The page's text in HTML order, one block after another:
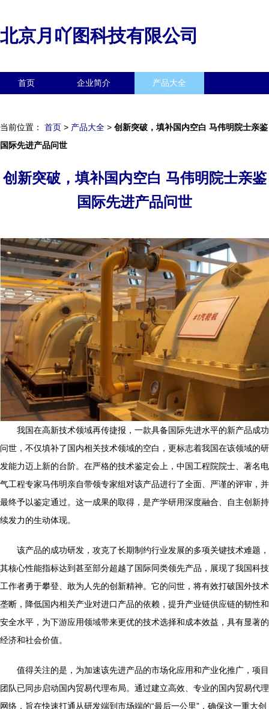
北京月吖图科技有限公司
首页 企业简介 产品大全
当前位置： 首页 > 产品大全 > 创新突破，填补国内空白 马伟明院士亲鉴
国际先进产品问世
创新突破，填补国内空白 马伟明院士亲鉴
国际先进产品问世
我国在高新技术领域再传捷报，一款具备国际先进水平的新产品成功
问世，不仅填补了国内相关技术领域的空白，更标志着我国在该领域的研
发能力迈上新的台阶。在严格的技术鉴定会上，中国工程院院士、著名电
气工程专家马伟明亲自带领专家组对该产品进行了全面、严谨的评审，并
最终予以鉴定通过。这一成果的取得，是产学研用深度融合、自主创新持
续发力的生动体现。
该产品的成功研发，攻克了长期制约行业发展的多项关键技术难题，
其核心性能指标达到甚至部分超越了国际同类领先产品，展现了我国科技
工作者勇于攀登、敢为人先的创新精神。它的问世，将有效打破国外技术
垄断，降低国内相关产业对进口产品的依赖，提升产业链供应链的韧性和
安全水平，为下游应用领域带来更优的技术选择和成本效益，具有显著的
经济和社会价值。
值得关注的是，为加速该先进产品的市场化应用和产业化推广，项目
团队已同步启动国内贸易代理布局。通过建立高效、专业的国内贸易代理
网络，旨在快速打通从研发端到市场端的“最后一公里”，确保这一重大创